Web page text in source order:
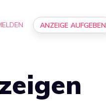
ANZEIGE AUFGEBEN